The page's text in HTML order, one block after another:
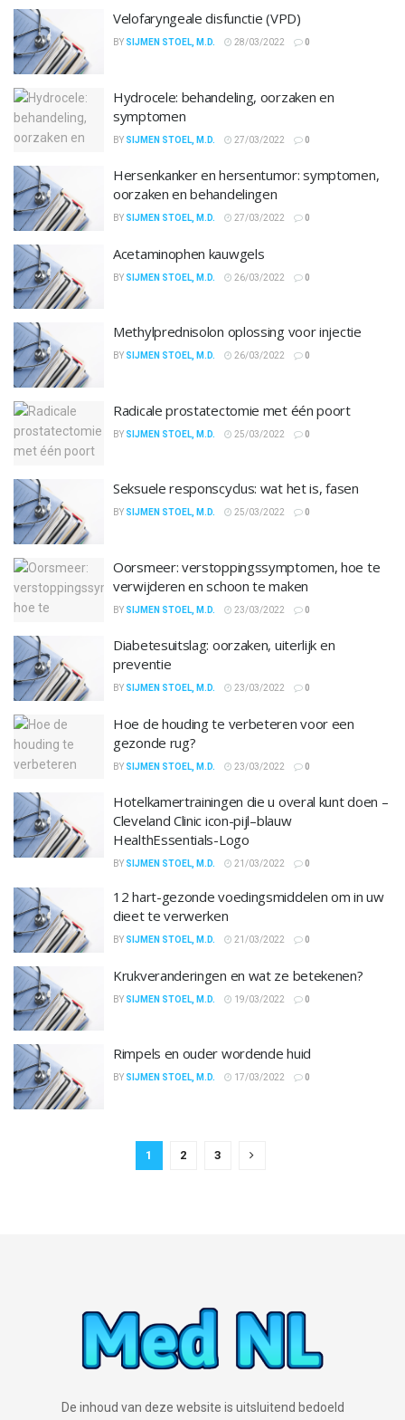
Velofaryngeale disfunctie (VPD)
BY SIJMEN STOEL, M.D. 28/03/2022 0
Hydrocele: behandeling, oorzaken en
symptomen
BY SIJMEN STOEL, M.D. 27/03/2022 0
Hersenkanker en hersentumor: symptomen,
oorzaken en behandelingen
BY SIJMEN STOEL, M.D. 27/03/2022 0
Acetaminophen kauwgels
BY SIJMEN STOEL, M.D. 26/03/2022 0
Methylprednisolon oplossing voor injectie
BY SIJMEN STOEL, M.D. 26/03/2022 0
Radicale prostatectomie met één poort
BY SIJMEN STOEL, M.D. 25/03/2022 0
Seksuele responscyclus: wat het is, fasen
BY SIJMEN STOEL, M.D. 25/03/2022 0
Oorsmeer: ​​verstoppingssymptomen, hoe te
verwijderen en schoon te maken
BY SIJMEN STOEL, M.D. 23/03/2022 0
Diabetesuitslag: oorzaken, uiterlijk en
preventie
BY SIJMEN STOEL, M.D. 23/03/2022 0
Hoe de houding te verbeteren voor een
gezonde rug?
BY SIJMEN STOEL, M.D. 23/03/2022 0
Hotelkamertrainingen die u overal kunt doen –
Cleveland Clinic icon-pijl–blauw
HealthEssentials-Logo
BY SIJMEN STOEL, M.D. 21/03/2022 0
12 hart-gezonde voedingsmiddelen om in uw
dieet te verwerken
BY SIJMEN STOEL, M.D. 21/03/2022 0
Krukveranderingen en wat ze betekenen?
BY SIJMEN STOEL, M.D. 19/03/2022 0
Rimpels en ouder wordende huid
BY SIJMEN STOEL, M.D. 17/03/2022 0
1 2 3
De inhoud van deze website is uitsluitend bedoeld